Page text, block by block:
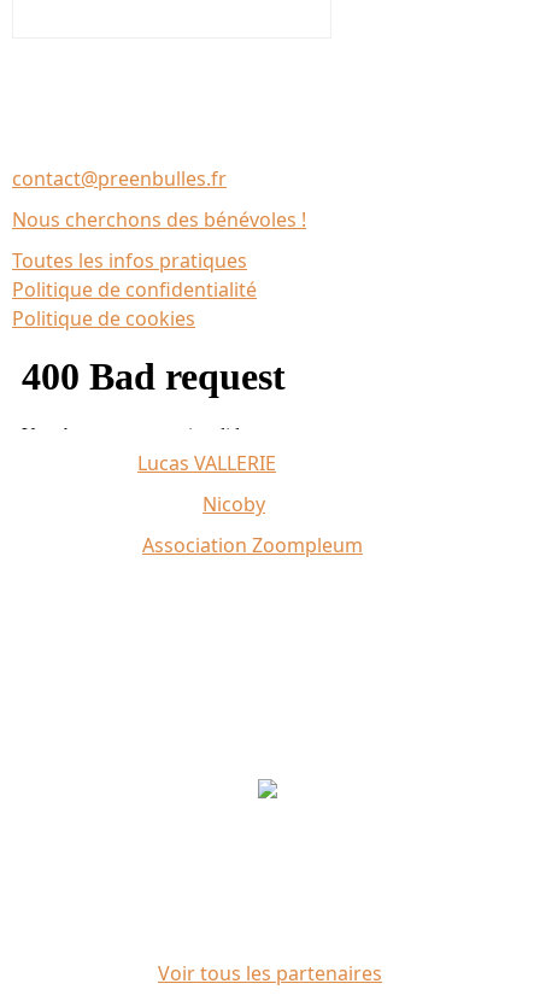
contact@preenbulles.fr
Nous cherchons des bénévoles !
Toutes les infos pratiques
Politique de confidentialité
Politique de cookies
Lucas VALLERIE
Nicoby
Association Zoompleum
Voir tous les partenaires